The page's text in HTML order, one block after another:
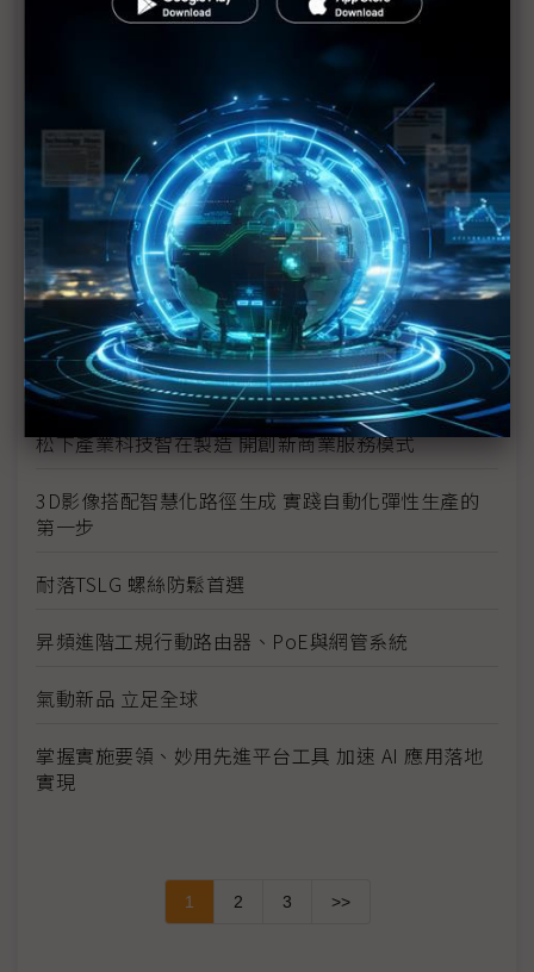
igus連線實體展覽的參觀人數近2萬人
世紀貿易提供專業諮詢 建構最佳化發那科機器手臂產
Aerotech將於自動化展發表最新運動控制平台
Automation1
泓格優化智慧化系統架構 協助製造業者跨出轉型第一
步
匯聚雲端、5G、AIoT 戰力，大幅加速智慧製造進程
志聖工業創立嶄新工廠生態 提供智能化設備
松下產業科技智在製造 開創新商業服務模式
3D影像搭配智慧化路徑生成 實踐自動化彈性生產的
第一步
耐落TSLG 螺絲防鬆首選
昇頻進階工規行動路由器、PoE與網管系統
氣動新品 立足全球
掌握實施要領、妙用先進平台工具 加速 AI 應用落地
實現
1 2 3 >>